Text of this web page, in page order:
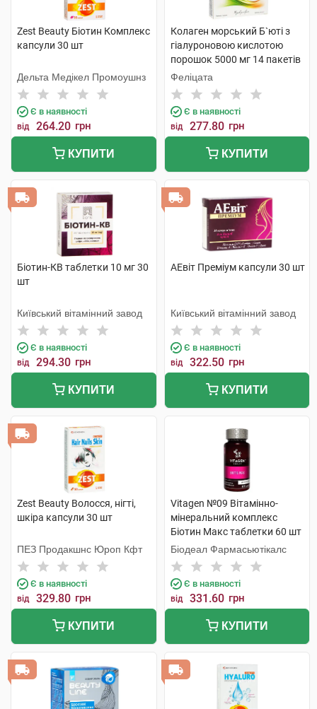
Zest Beauty Біотин Комплекс
капсули 30 шт
Дельта Медікел Промоушнз
Є в наявності
від 264.20 грн
КУПИТИ
Колаген морський Б`юті з
гіалуроновою кислотою
порошок 5000 мг 14 пакетів
Феліцата
Є в наявності
від 277.80 грн
КУПИТИ
Біотин-КВ таблетки 10 мг 30
шт
Київський вітамінний завод
Є в наявності
від 294.30 грн
КУПИТИ
АЕвіт Преміум капсули 30 шт
Київський вітамінний завод
Є в наявності
від 322.50 грн
КУПИТИ
Zest Beauty Волосся, нігті,
шкіра капсули 30 шт
ПЕЗ Продакшнс Юроп Кфт
Є в наявності
від 329.80 грн
КУПИТИ
Vitagen №09 Вітамінно-
мінеральний комплекс
Біотин Макс таблетки 60 шт
Біодеал Фармасьютікалс
Є в наявності
від 331.60 грн
КУПИТИ